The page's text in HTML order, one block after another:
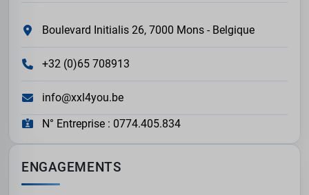
Boulevard Initialis 26, 7000 Mons - Belgique
+32 (0)65 708913
info@xxl4you.be
N° Entreprise : 0774.405.834
ENGAGEMENTS